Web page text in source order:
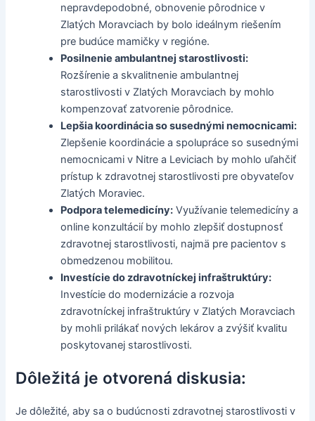
nepravdepodobné, obnovenie pôrodnice v
Zlatých Moravciach by bolo ideálnym riešením
pre budúce mamičky v regióne.
Posilnenie ambulantnej starostlivosti:
Rozšírenie a skvalitnenie ambulantnej
starostlivosti v Zlatých Moravciach by mohlo
kompenzovať zatvorenie pôrodnice.
Lepšia koordinácia so susednými nemocnicami:
Zlepšenie koordinácie a spolupráce so susednými
nemocnicami v Nitre a Leviciach by mohlo uľahčiť
prístup k zdravotnej starostlivosti pre obyvateľov
Zlatých Moraviec.
Podpora telemedicíny: Využívanie telemedicíny a
online konzultácií by mohlo zlepšiť dostupnosť
zdravotnej starostlivosti, najmä pre pacientov s
obmedzenou mobilitou.
Investície do zdravotníckej infraštruktúry:
Investície do modernizácie a rozvoja
zdravotníckej infraštruktúry v Zlatých Moravciach
by mohli prilákať nových lekárov a zvýšiť kvalitu
poskytovanej starostlivosti.
Dôležitá je otvorená diskusia:
Je dôležité, aby sa o budúcnosti zdravotnej starostlivosti v